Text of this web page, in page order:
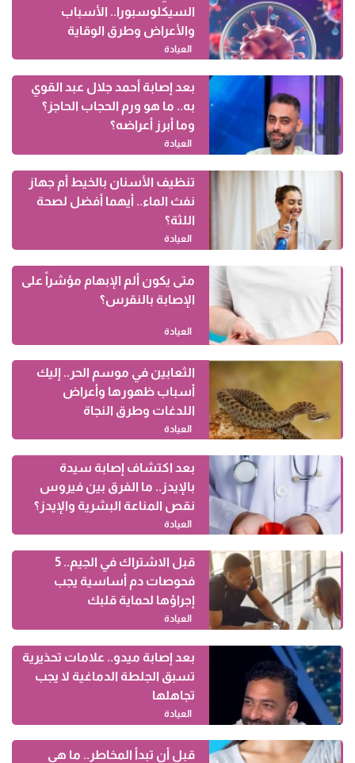
السيكلوسبورا.. الأسباب
والأعراض وطرق الوقاية
العيادة
بعد إصابة أحمد جلال عبد القوي
به.. ما هو ورم الحجاب الحاجز؟
وما أبرز أعراضه؟
العيادة
تنظيف الأسنان بالخيط أم جهاز
نفث الماء.. أيهما أفضل لصحة
اللثة؟
العيادة
متى يكون ألم الإبهام مؤشراً على
الإصابة بالنقرس؟
العيادة
الثعابين في موسم الحر.. إليك
أسباب ظهورها وأعراض
اللدغات وطرق النجاة
العيادة
بعد اكتشاف إصابة سيدة
بالإيدز.. ما الفرق بين فيروس
نقص المناعة البشرية والإيدز؟
العيادة
قبل الاشتراك في الجيم.. 5
فحوصات دم أساسية يجب
إجراؤها لحماية قلبك
العيادة
بعد إصابة ميدو.. علامات تحذيرية
تسبق الجلطة الدماغية لا يجب
تجاهلها
العيادة
قبل أن تبدأ المخاطر.. ما هي